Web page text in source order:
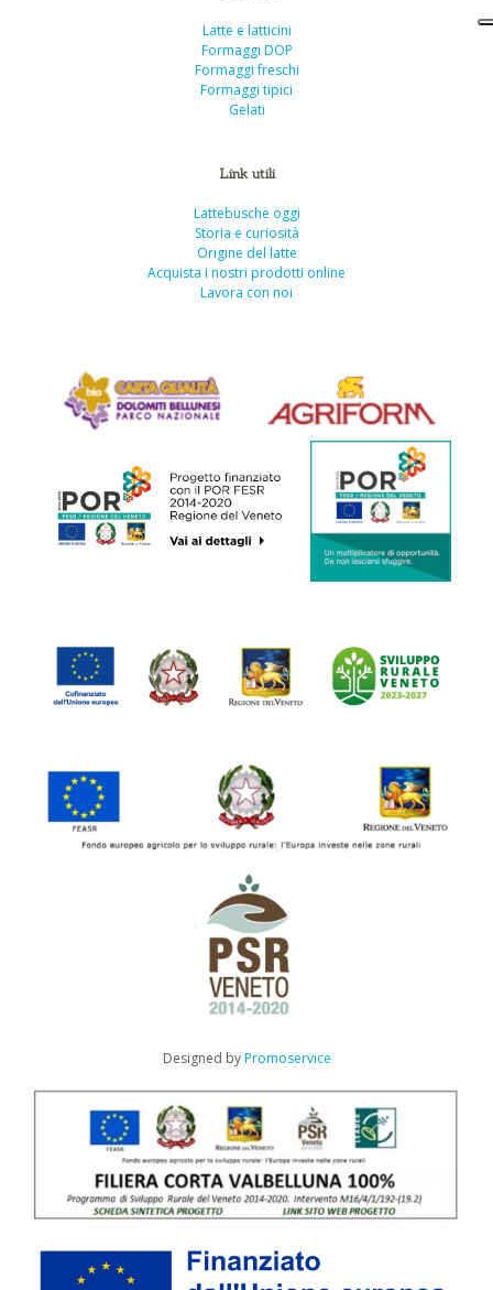
Latte e latticini
Formaggi DOP
Formaggi freschi
Formaggi tipici
Gelati
Link utili
Lattebusche oggi
Storia e curiosità
Origine del latte
Acquista i nostri prodotti online
Lavora con noi
Designed byPromoservice